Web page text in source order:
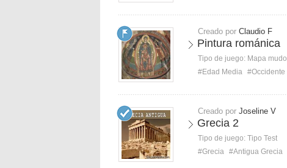
Creado por Claudio F
Pintura románica
Tipo de juego: Mapa mudo
#Edad Media #Occidente
Creado por Joseline V
Grecia 2
Tipo de juego: Tipo Test
#Grecia #Antigua Grecia